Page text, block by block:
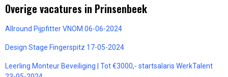
Overige vacatures in Prinsenbeek
Allround Pijpfitter VNOM 06-06-2024
Design Stage Fingerspitz 17-05-2024
Leerling Monteur Beveiliging | Tot €3000,- startsalaris WerkTalent